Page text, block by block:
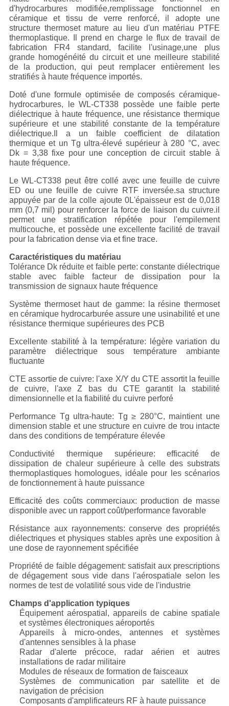
d'hydrocarbures modifiée,remplissage fonctionnel en
céramique et tissu de verre renforcé, il adopte une
structure thermoset mature au lieu d'un matériau PTFE
thermoplastique. Il prend en charge le flux de travail de
fabrication FR4 standard, facilite l'usinage,une plus
grande homogénéité du circuit et une meilleure stabilité
de la production, qui peut remplacer entièrement les
stratifiés à haute fréquence importés.
Doté d'une formule optimisée de composés céramique-
hydrocarbures, le WL-CT338 possède une faible perte
diélectrique à haute fréquence, une résistance thermique
supérieure et une stabilité constante de la température
diélectrique.Il a un faible coefficient de dilatation
thermique et un Tg ultra-élevé supérieur à 280 °C, avec
Dk = 3,38 fixe pour une conception de circuit stable à
haute fréquence.
Le WL-CT338 peut être collé avec une feuille de cuivre
ED ou une feuille de cuivre RTF inversée.sa structure
appuyée par de la colle ajoute 0L'épaisseur est de 0,018
mm (0,7 mil) pour renforcer la force de liaison du cuivre.il
permet une stratification répétée pour l'empilement
multicouche, et possède une excellente facilité de travail
pour la fabrication dense via et fine trace.
Caractéristiques du matériau
Tolérance Dk réduite et faible perte: constante diélectrique
stable avec faible facteur de dissipation pour la
transmission de signaux haute fréquence
Système thermoset haut de gamme: la résine thermoset
en céramique hydrocarburée assure une usinabilité et une
résistance thermique supérieures des PCB
Excellente stabilité à la température: légère variation du
paramètre diélectrique sous température ambiante
fluctuante
CTE assortie de cuivre: l'axe X/Y du CTE assortit la feuille
de cuivre, l'axe Z bas du CTE garantit la stabilité
dimensionnelle et la fiabilité du cuivre perforé
Performance Tg ultra-haute: Tg ≥ 280°C, maintient une
dimension stable et une structure en cuivre de trou intacte
dans des conditions de température élevée
Conductivité thermique supérieure: efficacité de
dissipation de chaleur supérieure à celle des substrats
thermoplastiques homologues, idéale pour les scénarios
de fonctionnement à haute puissance
Efficacité des coûts commerciaux: production de masse
disponible avec un rapport coût/performance favorable
Résistance aux rayonnements: conserve des propriétés
diélectriques et physiques stables après une exposition à
une dose de rayonnement spécifiée
Propriété de faible dégagement: satisfait aux prescriptions
de dégagement sous vide dans l'aérospatiale selon les
normes de test de volatilité sous vide de l'industrie
Champs d'application typiques
Équipement aérospatial, appareils de cabine spatiale
et systèmes électroniques aéroportés
Appareils à micro-ondes, antennes et systèmes
d'antennes sensibles à la phase
Radar d'alerte précoce, radar aérien et autres
installations de radar militaire
Modules de réseaux de formation de faisceaux
Systèmes de communication par satellite et de
navigation de précision
Composants d'amplificateurs RF à haute puissance